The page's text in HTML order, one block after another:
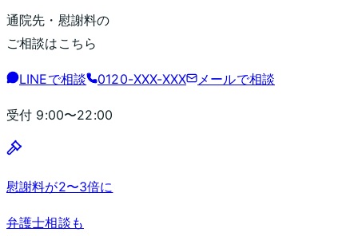
通院先・慰謝料の
ご相談はこちら
LINEで相談 0120-XXX-XXX メールで相談
受付 9:00〜22:00
慰謝料が2〜3倍に
弁護士相談も